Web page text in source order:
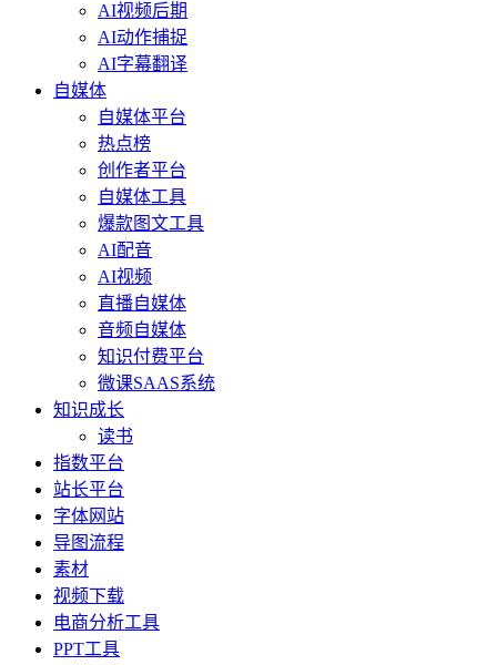
AI视频后期
AI动作捕捉
AI字幕翻译
自媒体
自媒体平台
热点榜
创作者平台
自媒体工具
爆款图文工具
AI配音
AI视频
直播自媒体
音频自媒体
知识付费平台
微课SAAS系统
知识成长
读书
指数平台
站长平台
字体网站
导图流程
素材
视频下载
电商分析工具
PPT工具